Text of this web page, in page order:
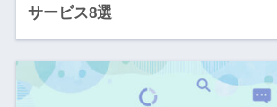
サービス8選